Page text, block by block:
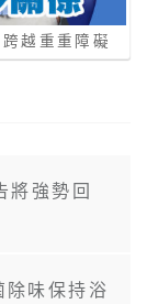
越重重障礙
將強勢回
味保持浴